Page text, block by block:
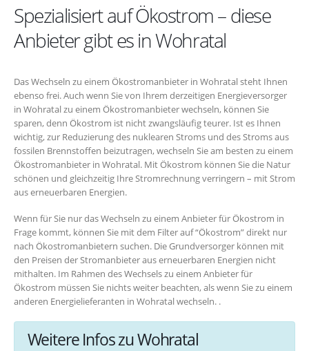
Spezialisiert auf Ökostrom – diese
Anbieter gibt es in Wohratal
Das Wechseln zu einem Ökostromanbieter in Wohratal steht Ihnen
ebenso frei. Auch wenn Sie von Ihrem derzeitigen Energieversorger
in Wohratal zu einem Ökostromanbieter wechseln, können Sie
sparen, denn Ökostrom ist nicht zwangsläufig teurer. Ist es Ihnen
wichtig, zur Reduzierung des nuklearen Stroms und des Stroms aus
fossilen Brennstoffen beizutragen, wechseln Sie am besten zu einem
Ökostromanbieter in Wohratal. Mit Ökostrom können Sie die Natur
schönen und gleichzeitig Ihre Stromrechnung verringern – mit Strom
aus erneuerbaren Energien.
Wenn für Sie nur das Wechseln zu einem Anbieter für Ökostrom in
Frage kommt, können Sie mit dem Filter auf “Ökostrom” direkt nur
nach Ökostromanbietern suchen. Die Grundversorger können mit
den Preisen der Stromanbieter aus erneuerbaren Energien nicht
mithalten. Im Rahmen des Wechsels zu einem Anbieter für
Ökostrom müssen Sie nichts weiter beachten, als wenn Sie zu einem
anderen Energielieferanten in Wohratal wechseln. .
Weitere Infos zu Wohratal